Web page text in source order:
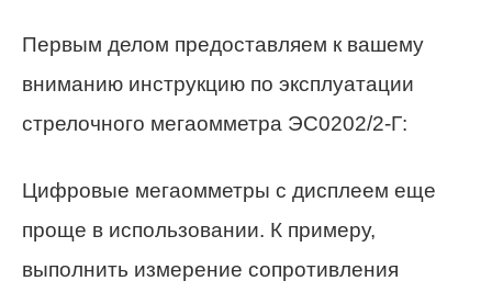
Первым делом предоставляем к вашему
вниманию инструкцию по эксплуатации
стрелочного мегаомметра ЭС0202/2-Г:
Цифровые мегаомметры с дисплеем еще
проще в использовании. К примеру,
выполнить измерение сопротивления